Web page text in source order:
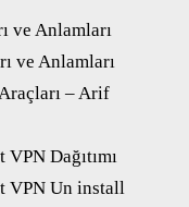
ve Anlamları
ve Anlamları
– Arif
Dağıtımı
VPN Un install